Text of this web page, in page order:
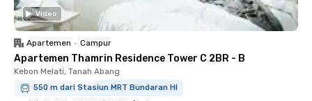
Video
Apartemen • Campur
Apartemen Thamrin Residence Tower C 2BR - B
Kebon Melati, Tanah Abang
550 m dari Stasiun MRT Bundaran HI